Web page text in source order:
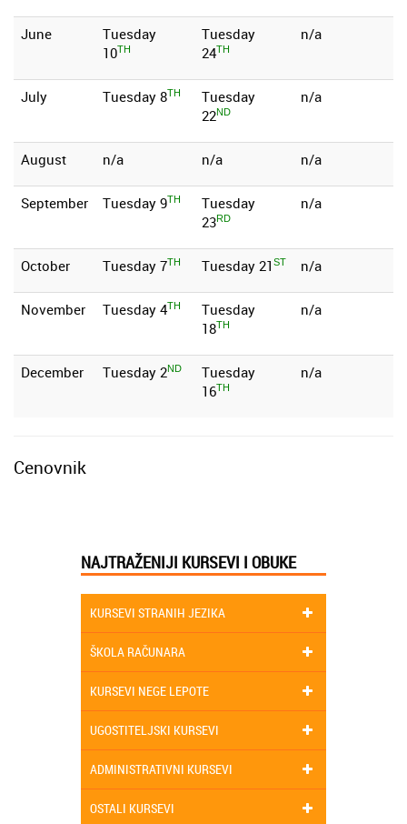
June
Tuesday
10TH
Tuesday
24TH
n/a
July Tuesday 8TH
Tuesday
22ND
n/a
August n/a n/a n/a
September Tuesday 9TH
Tuesday
23RD
n/a
October Tuesday 7TH Tuesday 21 ST n/a
November Tuesday 4TH
Tuesday
18TH
n/a
December Tuesday 2ND
Tuesday
16TH
n/a
Cenovnik
NAJTRAŽENIJI KURSEVI I OBUKE
KURSEVI STRANIH JEZIKA
ŠKOLA RAČUNARA
KURSEVI NEGE LEPOTE
UGOSTITELJSKI KURSEVI
ADMINISTRATIVNI KURSEVI
OSTALI KURSEVI